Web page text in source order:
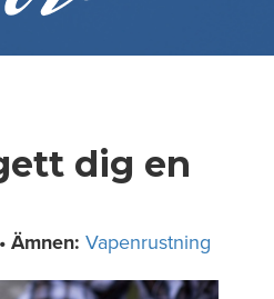
dig en
• Ämnen: Vapenrustning